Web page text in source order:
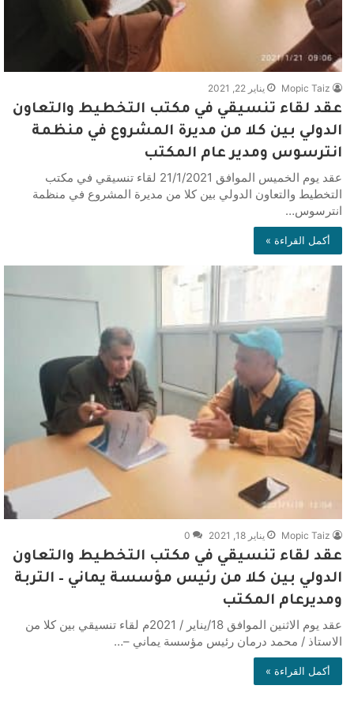
Mopic Taiz يناير 22, 2021
عقد لقاء تنسيقي في مكتب التخطيط والتعاون
الدولي بين كلا من مديرة المشروع في منظمة
انترسوس ومدير عام المكتب
عقد يوم الخميس الموافق 21/1/2021 لقاء تنسيقي في مكتب
التخطيط والتعاون الدولي بين كلا من مديرة المشروع في منظمة
انترسوس…
أكمل القراءة »
Mopic Taiz يناير 18, 2021 0
عقد لقاء تنسيقي في مكتب التخطيط والتعاون
الدولي بين كلا من رئيس مؤسسة يماني – التربة
ومديرعام المكتب
عقد يوم الاثنين الموافق 18/يناير / 2021م لقاء تنسيقي بين كلا من
الاستاذ / محمد درمان رئيس مؤسسة يماني –…
أكمل القراءة »